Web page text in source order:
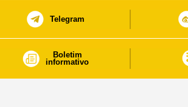
Telegram
Boletim
informativo